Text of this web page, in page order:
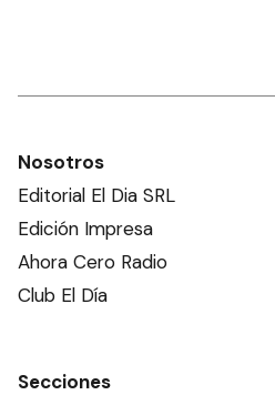
Nosotros
Editorial El Dia SRL
Edición Impresa
Ahora Cero Radio
Club El Día
Secciones